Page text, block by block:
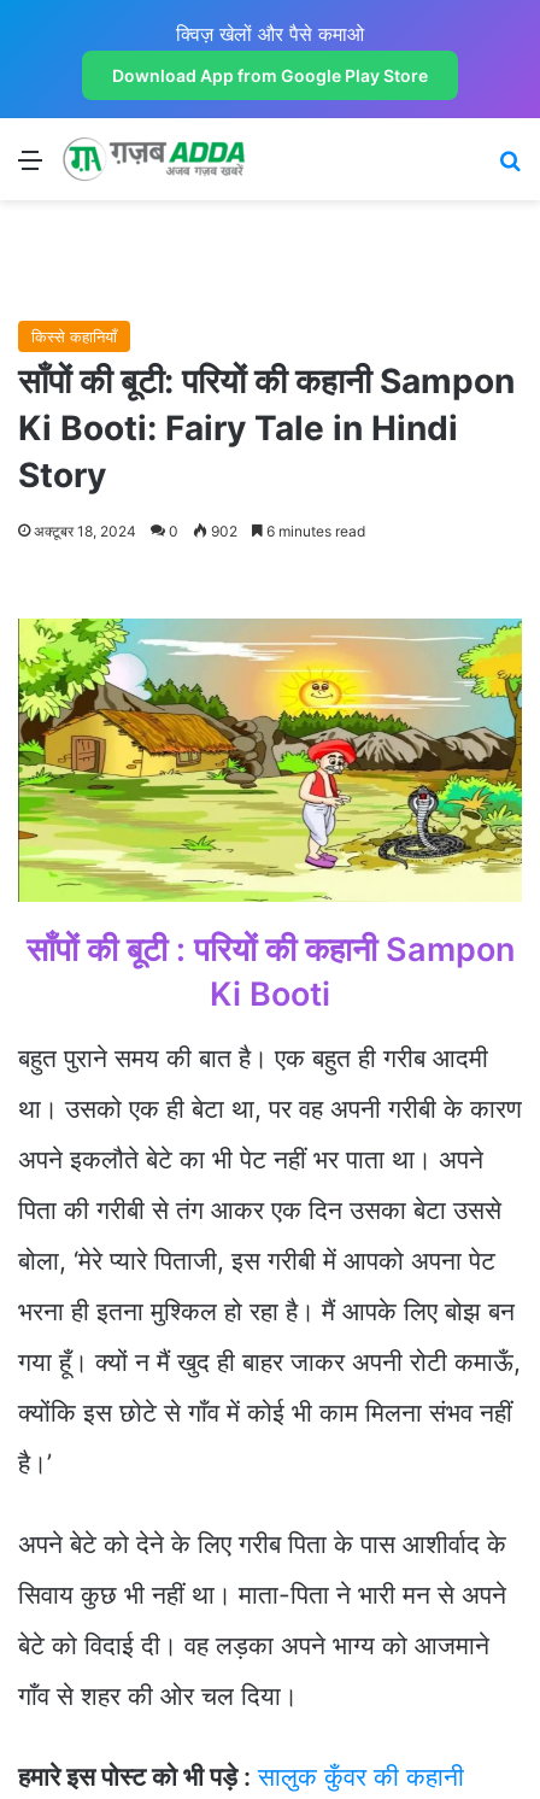
क्विज़ खेलों और पैसे कमाओ
Download App from Google Play Store
Menu
किस्से कहानियाँ
साँपों की बूटी: परियों की कहानी Sampon
Ki Booti: Fairy Tale in Hindi
Story
अक्टूबर 18, 2024 0 902 6 minutes read
साँपों की बूटी : परियों की कहानी Sampon
Ki Booti
बहुत पुराने समय की बात है। एक बहुत ही गरीब आदमी
था। उसको एक ही बेटा था, पर वह अपनी गरीबी के कारण
अपने इकलौते बेटे का भी पेट नहीं भर पाता था। अपने
पिता की गरीबी से तंग आकर एक दिन उसका बेटा उससे
बोला, ‘मेरे प्यारे पिताजी, इस गरीबी में आपको अपना पेट
भरना ही इतना मुश्किल हो रहा है। मैं आपके लिए बोझ बन
गया हूँ। क्यों न मैं खुद ही बाहर जाकर अपनी रोटी कमाऊँ,
क्योंकि इस छोटे से गाँव में कोई भी काम मिलना संभव नहीं
है।’
अपने बेटे को देने के लिए गरीब पिता के पास आशीर्वाद के
सिवाय कुछ भी नहीं था। माता-पिता ने भारी मन से अपने
बेटे को विदाई दी। वह लड़का अपने भाग्य को आजमाने
गाँव से शहर की ओर चल दिया।
हमारे इस पोस्ट को भी पड़े : सालुक कुँवर की कहानी